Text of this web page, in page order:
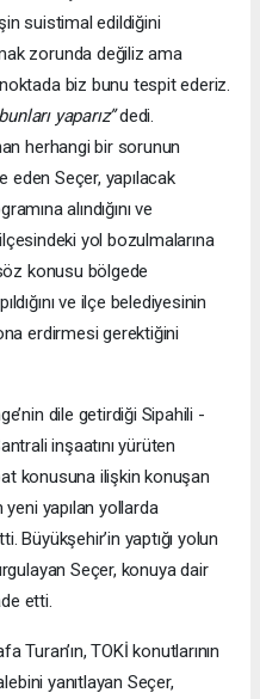
suistimal edildiğini
zorunda değiliz ama
biz bunu tespit ederiz.
yaparız”dedi.
herhangi bir sorunun
Seçer, yapılacak
alındığını ve
yol bozulmalarına
konusu bölgede
ve ilçe belediyesinin
erdirmesi gerektiğini
dile getirdiği Sipahili -
inşaatını yürüten
konusuna ilişkin konuşan
yeni yapılan yollarda
Büyükşehir’in yaptığı yolun
Seçer, konuya dair
etti.
Turan’ın, TOKİ konutlarının
yanıtlayan Seçer,